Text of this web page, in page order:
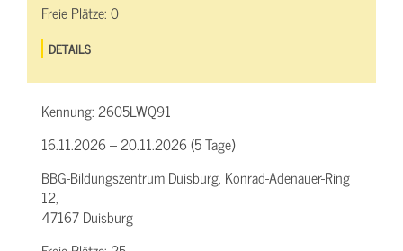
Freie Plätze:0
DETAILS
Kennung:2605LWQ91
16.11.2026 – 20.11.2026 (5 Tage)
BBG-Bildungszentrum Duisburg, Konrad-Adenauer-Ring
12,
47167 Duisburg